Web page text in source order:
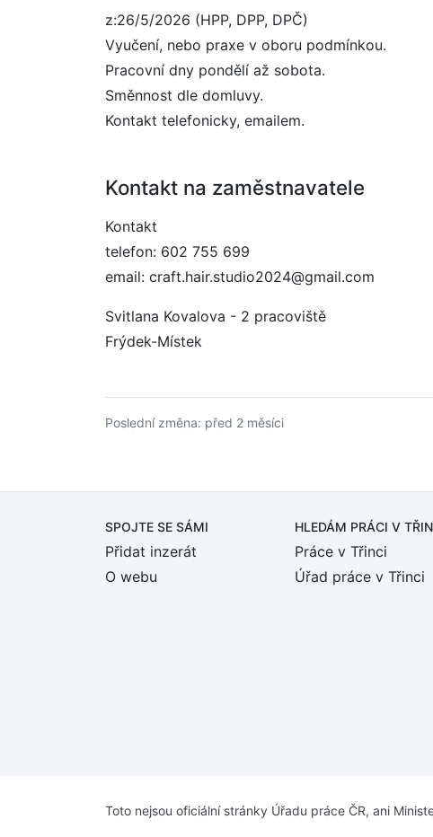
z:26/5/2026 (HPP, DPP, DPČ)
Vyučení, nebo praxe v oboru podmínkou.
Pracovní dny pondělí až sobota.
Směnnost dle domluvy.
Kontakt telefonicky, emailem.
Kontakt na zaměstnavatele
Kontakt
telefon: 602 755 699
email: craft.hair.studio2024@gmail.com
Svitlana Kovalova - 2 pracoviště
Frýdek-Místek
Poslední změna: před 2 měsíci
SPOJTE SE SÁMI
Přidat inzerát
O webu
HLEDÁM PRÁCI V
Práce v Třinci
Úřad práce v Třinci
Toto nejsou oficiální stránky Úřadu práce ČR, ani